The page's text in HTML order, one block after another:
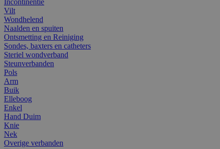
Vilt
Wondhelend
Naalden en spuiten
Ontsmetting en Reiniging
Sondes, baxters en catheters
Steriel wondverband
Steunverbanden
Pols
Arm
Buik
Elleboog
Enkel
Hand Duim
Knie
Nek
Overige verbanden